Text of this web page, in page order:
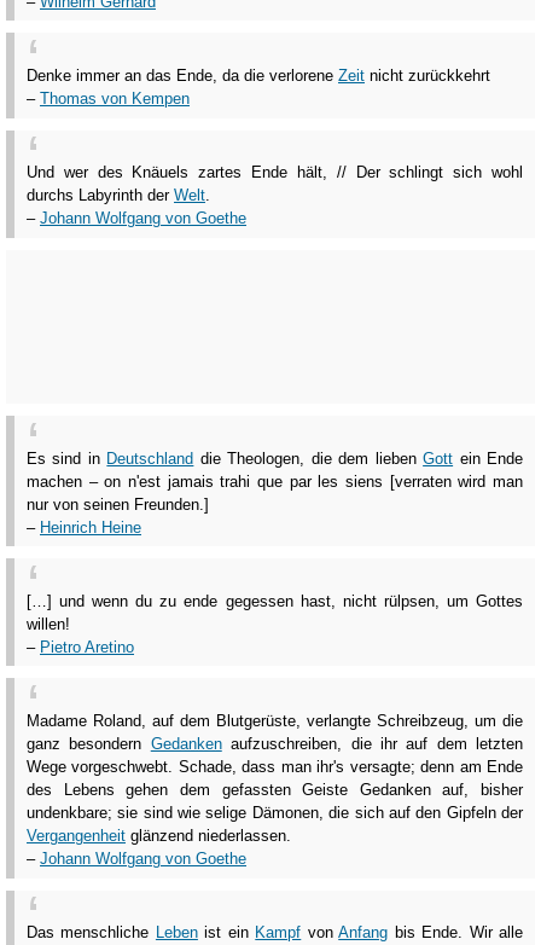
Denke immer an das Ende, da die verlorene Zeit nicht zurückkehrt
– Thomas von Kempen
Und wer des Knäuels zartes Ende hält, // Der schlingt sich wohl
durchs Labyrinth der Welt.
– Johann Wolfgang von Goethe
Es sind in Deutschland die Theologen, die dem liebenGott ein Ende
machen – on n'est jamais trahi que par les siens [verraten wird man
nur von seinen Freunden.]
– Heinrich Heine
[…] und wenn du zu ende gegessen hast, nicht rülpsen, um Gottes
willen!
– Pietro Aretino
Madame Roland, auf dem Blutgerüste, verlangte Schreibzeug, um die
ganz besondern Gedankenaufzuschreiben, die ihr auf dem letzten
Wege vorgeschwebt. Schade, dass man ihr's versagte; denn am Ende
des Lebens gehen dem gefassten Geiste Gedanken auf, bisher
undenkbare; sie sind wie selige Dämonen, die sich auf den Gipfeln der
Vergangenheit glänzend niederlassen.
– Johann Wolfgang von Goethe
Das menschliche Lebenist ein Kampf vonAnfang bis Ende. Wir alle